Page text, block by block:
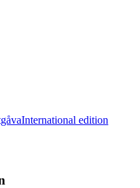
International edition